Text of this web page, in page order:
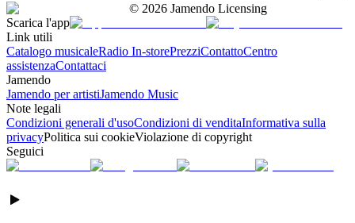
© 2026 Jamendo Licensing
Scarica l'app
Link utili
Catalogo musicaleRadio In-storePrezziContattoCentro
assistenzaContattaci
Jamendo
Jamendo per artistiJamendo Music
Note legali
Condizioni generali d'usoCondizioni di venditaInformativa sulla
privacyPolitica sui cookieViolazione di copyright
Seguici